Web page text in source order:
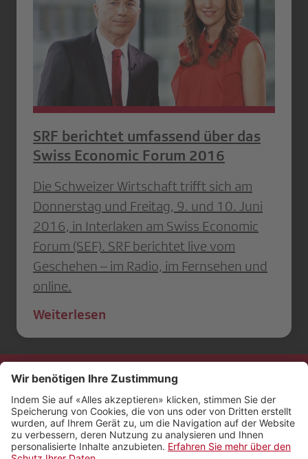
SRF berichtet umfassend über das
Swiss Economic Forum 2016
Die Schweizer Wirtschaft trifft sich am
Donnerstag und Freitag, 9. und 10. Juni
2016, in Interlaken am Swiss Economic
Forum (SEF). SRF berichtet live vom
Geschehen – im Radio, im Fernsehen und
online.
Weiterlesen
Kontakt
Impressum
Rechtliches